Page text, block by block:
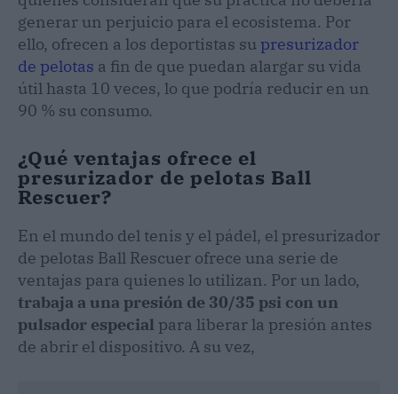
generar un perjuicio para el ecosistema. Por
ello, ofrecen a los deportistas su presurizador
de pelotas a fin de que puedan alargar su vida
útil hasta 10 veces, lo que podría reducir en un
90 % su consumo.
¿Qué ventajas ofrece el
presurizador de pelotas Ball
Rescuer?
En el mundo del tenis y el pádel, el presurizador
de pelotas Ball Rescuer ofrece una serie de
ventajas para quienes lo utilizan. Por un lado,
trabaja a una presión de 30/35 psi con un
pulsador especial para liberar la presión antes
de abrir el dispositivo. A su vez,